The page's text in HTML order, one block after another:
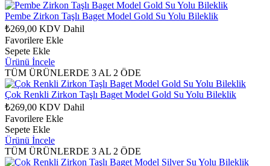
Pembe Zirkon Taşlı Baget Model Gold Su Yolu Bileklik
₺269,00 KDV Dahil
Favorilere Ekle
Sepete Ekle
Ürünü İncele
TÜM ÜRÜNLERDE 3 AL 2 ÖDE
Çok Renkli Zirkon Taşlı Baget Model Gold Su Yolu Bileklik
₺269,00 KDV Dahil
Favorilere Ekle
Sepete Ekle
Ürünü İncele
TÜM ÜRÜNLERDE 3 AL 2 ÖDE